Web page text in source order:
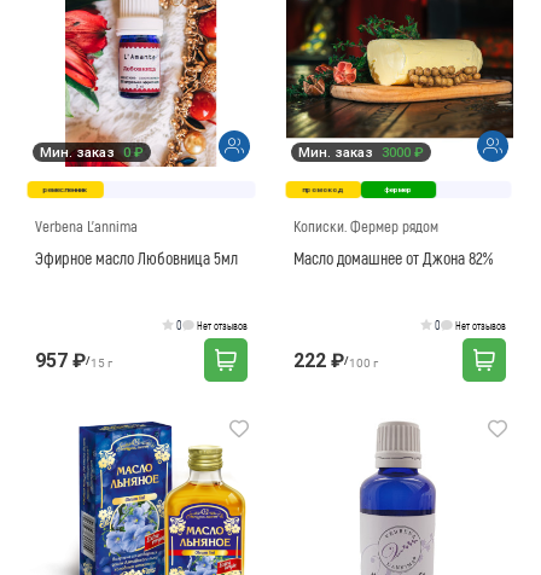
Мин. заказ 0 ₽
ремесленник
Verbena L'annima
Эфирное масло Любовница 5мл
0 Нет отзывов
957 ₽/15 г
Мин. заказ 3000 ₽
промокод фермер
Кописки. Фермер рядом
Масло домашнее от Джона 82%
0 Нет отзывов
222 ₽/100 г